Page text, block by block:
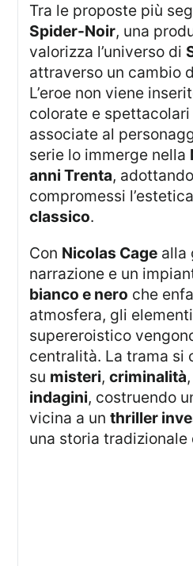
Tra le proposte più
Spider-Noir, una
valorizza l’universo di
attraverso un cambio
L’eroe non viene
colorate e
associate al
serie lo immerge nella
anni Trenta,
compromessi
classico.
Con Nicolas Cage alla
narrazione e un
bianco e nero che
atmosfera, gli
supereroistico
centralità. La trama si
su misteri,criminalità
indagini, costruendo
vicina a unthriller
una storia tradizionale